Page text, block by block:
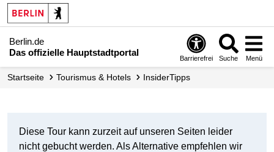
Berlin.de
Das offizielle Hauptstadtportal
Barrierefrei Suche Menü
Startseite Tourismus & Hotels InsiderTipps
Diese Tour kann zurzeit auf unseren Seiten leider
nicht gebucht werden. Als Alternative empfehlen wir